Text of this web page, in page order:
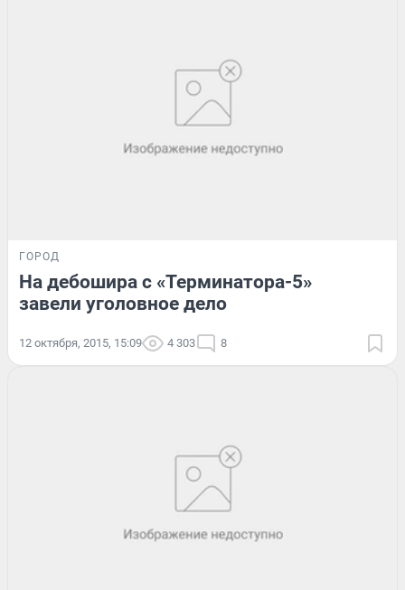
ГОРОД
На дебошира с «Терминатора-5»
завели уголовное дело
12 октября, 2015, 15:09 4 303 8